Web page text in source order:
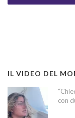
IL VIDEO DEL
con